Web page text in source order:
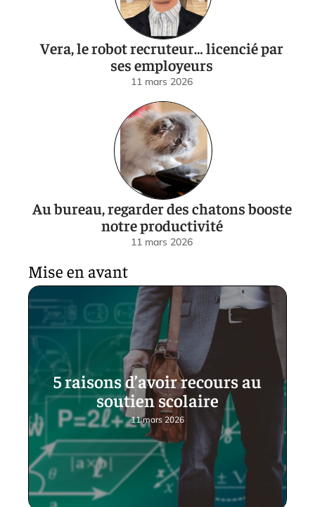
Vera, le robot recruteur… licencié par
ses employeurs
11 mars 2026
Au bureau, regarder des chatons booste
notre productivité
11 mars 2026
Mise en avant
5 raisons d’avoir recours au
soutien scolaire
11 mars 2026